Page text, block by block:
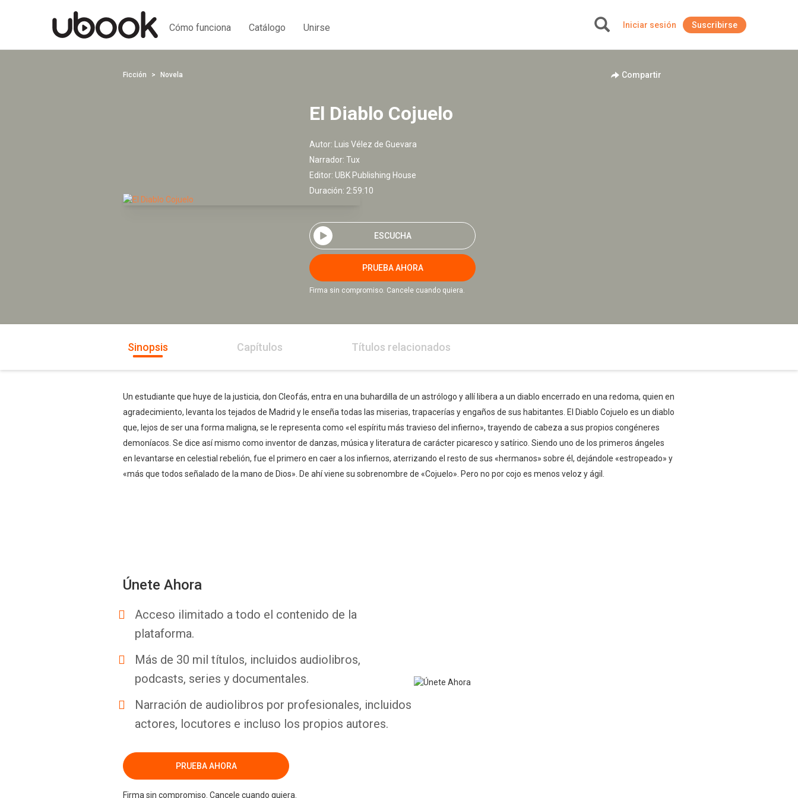
Cómo funciona Catálogo Unirse Iniciar sesión Suscribirse
Ficción Novela Compartir
El Diablo Cojuelo
Autor:
Luis Vélez de Guevara
Narrador: Tux
Editor: UBK Publishing House
Duración: 2:59:10
ESCUCHA
PRUEBA AHORA
Firma sin compromiso. Cancele cuando quiera.
Sinopsis Capítulos Títulos relacionados
Un estudiante que huye de la justicia, don Cleofás, entra en una buhardilla de un astrólogo y allí libera a un diablo encerrado en una redoma, quien en
agradecimiento, levanta los tejados de Madrid y le enseña todas las miserias, trapacerías y engaños de sus habitantes. El Diablo Cojuelo es un diablo
que, lejos de ser una forma maligna, se le representa como «el espíritu más travieso del infierno», trayendo de cabeza a sus propios congéneres
demoníacos. Se dice así mismo como inventor de danzas, música y literatura de carácter picaresco y satírico. Siendo uno de los primeros ángeles
en levantarse en celestial rebelión, fue el primero en caer a los infiernos, aterrizando el resto de sus «hermanos» sobre él, dejándole «estropeado» y
«más que todos señalado de la mano de Dios». De ahí viene su sobrenombre de «Cojuelo». Pero no por cojo es menos veloz y ágil.
Únete Ahora
Acceso ilimitado a todo el contenido de la
plataforma.
Más de 30 mil títulos, incluidos audiolibros,
podcasts, series y documentales.
Narración de audiolibros por profesionales, incluidos
actores, locutores e incluso los propios autores.
PRUEBA AHORA
Firma sin compromiso. Cancele cuando quiera.
Whatsapp